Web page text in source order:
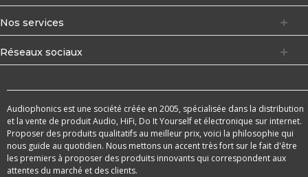
Nos services
Réseaux sociaux
Audiophonics est une société créée en 2005, spécialisée dans la distribution
et la vente de produit Audio, HiFi, Do It Yourself et électronique sur internet.
Proposer des produits qualitatifs au meilleur prix, voici la philosophie qui
nous guide au quotidien. Nous mettons un accent très fort sur le fait d'être
les premiers à proposer des produits innovants qui correspondent aux
attentes du marché et des clients.